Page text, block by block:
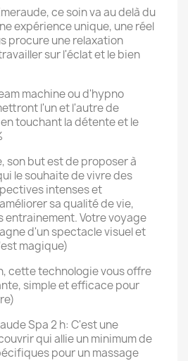
ce soin va au delà du
expérience unique, une réel
procure une relaxation
sur l'éclat et le bien
machine ou d'hypno
l'un et l'autre de
touchant la détente et le
son but est de proposer à
le souhaite de vivre des
intenses et
sa qualité de vie,
entrainement. Votre voyage
d'un spectacle visuel et
magique)
cette technologie vous offre
simple et efficace pour
Spa 2 h: C'est une
qui allie un minimum de
pour un massage